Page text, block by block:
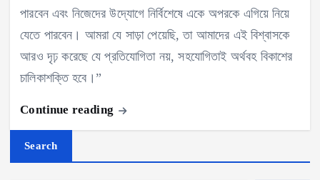
পারবেন এবং নিজেদের উদ্যোগে নির্বিশেষে একে অপরকে এগিয়ে নিয়ে
যেতে পারবেন। আমরা যে সাড়া পেয়েছি, তা আমাদের এই বিশ্বাসকে
আরও দৃঢ় করেছে যে প্রতিযোগিতা নয়, সহযোগিতাই অর্থবহ বিকাশের
চালিকাশক্তি হবে।”
Continue reading
Search